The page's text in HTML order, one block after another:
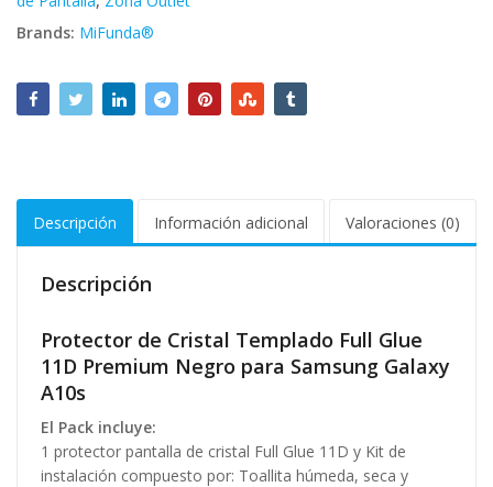
Brands: MiFunda®
Descripción Información adicional Valoraciones (0)
Descripción
Protector de Cristal Templado Full Glue
11D Premium Negro para Samsung Galaxy
A10s
El Pack incluye:
1 protector pantalla de cristal Full Glue 11D y Kit de
instalación compuesto por: Toallita húmeda, seca y